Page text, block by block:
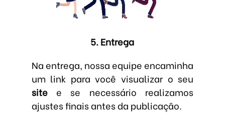
5. Entrega
Na entrega, nossa equipe encaminha
um link para você visualizar o seu
sitee se necessário realizamos
ajustes finais antes da publicação.